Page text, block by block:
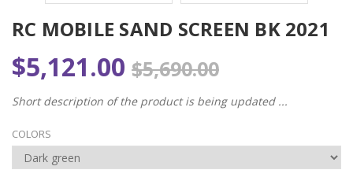
RC MOBILE SAND SCREEN BK 2021
$5,121.00 $5,690.00
Short description of the product is being updated ...
COLORS